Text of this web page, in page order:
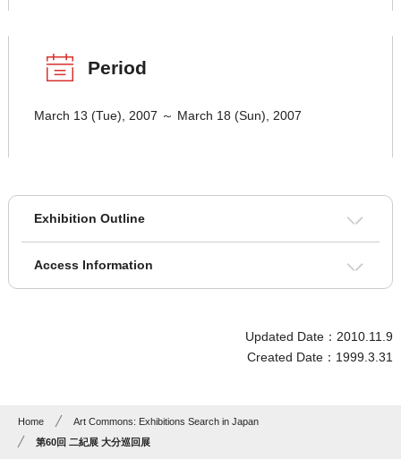
Period
March 13 (Tue), 2007 ～ March 18 (Sun), 2007
Exhibition Outline
Access Information
Updated Date：2010.11.9
Created Date：1999.3.31
Home
Art Commons: Exhibitions Search in Japan
第60回 二紀展 大分巡回展